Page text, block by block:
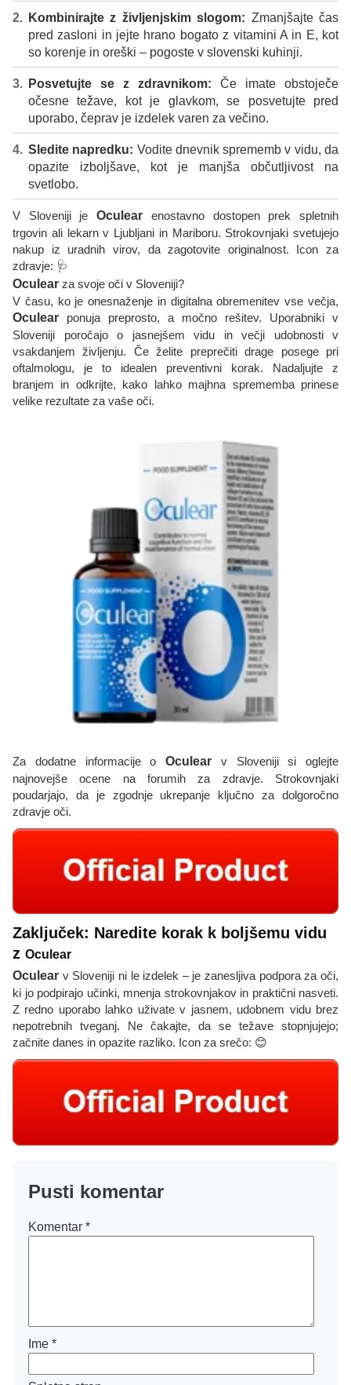
Kombinirajte z življenjskim slogom: Zmanjšajte čas
pred zasloni in jejte hrano bogato z vitamini A in E, kot
so korenje in oreški – pogoste v slovenski kuhinji.
Posvetujte se z zdravnikom: Če imate obstoječe
očesne težave, kot je glavkom, se posvetujte pred
uporabo, čeprav je izdelek varen za večino.
Sledite napredku: Vodite dnevnik sprememb v vidu, da
opazite izboljšave, kot je manjša občutljivost na
svetlobo.
V Sloveniji jeOculear enostavno dostopen prek spletnih
trgovin ali lekarn v Ljubljani in Mariboru. Strokovnjaki svetujejo
nakup iz uradnih virov, da zagotovite originalnost. Icon za
zdravje: 🩺
Oculear za svoje oči v Sloveniji?
V času, ko je onesnaženje in digitalna obremenitev vse večja,
Oculear ponuja preprosto, a močno rešitev. Uporabniki v
Sloveniji poročajo o jasnejšem vidu in večji udobnosti v
vsakdanjem življenju. Če želite preprečiti drage posege pri
oftalmologu, je to idealen preventivni korak. Nadaljujte z
branjem in odkrijte, kako lahko majhna sprememba prinese
velike rezultate za vaše oči.
Za dodatne informacije o Oculear v Sloveniji si oglejte
najnovejše ocene na forumih za zdravje. Strokovnjaki
poudarjajo, da je zgodnje ukrepanje ključno za dolgoročno
zdravje oči.
Zaključek: Naredite korak k boljšemu vidu
z Oculear
Oculear v Sloveniji ni le izdelek – je zanesljiva podpora za oči,
ki jo podpirajo učinki, mnenja strokovnjakov in praktični nasveti.
Z redno uporabo lahko uživate v jasnem, udobnem vidu brez
nepotrebnih tveganj. Ne čakajte, da se težave stopnjujejo;
začnite danes in opazite razliko. Icon za srečo: 😊
Pusti komentar
Komentar *
Ime *